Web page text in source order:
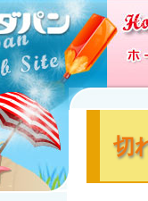
切